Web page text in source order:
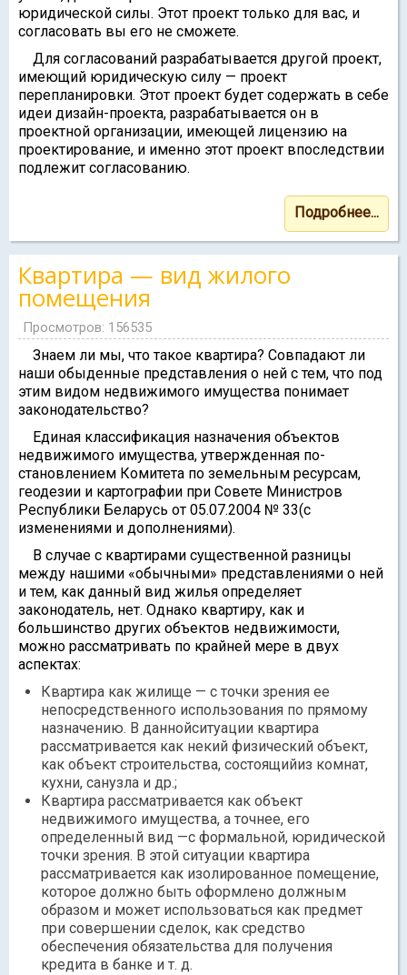
юридической силы. Этот проект только для вас, и
согласовать вы его не сможете.
Для согласований разрабатывается другой проект,
имеющий юридическую силу — проект
перепланировки. Этот проект будет содержать в себе
идеи дизайн-проекта, разрабатывается он в
проектной организации, имеющей лицензию на
проектирование, и именно этот проект впоследствии
подлежит согласованию.
Подробнее...
Квартира — вид жилого
помещения
Просмотров: 156535
Знаем ли мы, что такое квартира? Совпадают ли
наши обыденные представления о ней с тем, что под
этим видом недвижимого имущества понимает
законодательство?
Единая классификация назначения объектов
недвижимого имущества, утвержденная по-
становлением Комитета по земельным ресурсам,
геодезии и картографии при Совете Министров
Республики Беларусь от 05.07.2004 № 33(с
изменениями и дополнениями).
В случае с квартирами существенной разницы
между нашими «обычными» представлениями о ней
и тем, как данный вид жилья определяет
законодатель, нет. Однако квартиру, как и
большинство других объектов недвижимости,
можно рассматривать по крайней мере в двух
аспектах:
Квартира как жилище — с точки зрения ее
непосредственного использования по прямому
назначению. В даннойситуации квартира
рассматривается как некий физический объект,
как объект строительства, состоящийиз комнат,
кухни, санузла и др.;
Квартира рассматривается как объект
недвижимого имущества, а точнее, его
определенный вид —с формальной, юридической
точки зрения. В этой ситуации квартира
рассматривается как изолированное помещение,
которое должно быть оформлено должным
образом и может использоваться как предмет
при совершении сделок, как средство
обеспечения обязательства для получения
кредита в банке и т. д.